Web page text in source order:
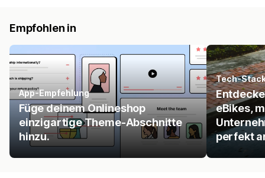
Empfohlen in
App-Empfehlung
Füge deinem Onlineshop
einzigartige Theme-Abschnitte
hinzu.
Tech-
eBikes,
perfekt